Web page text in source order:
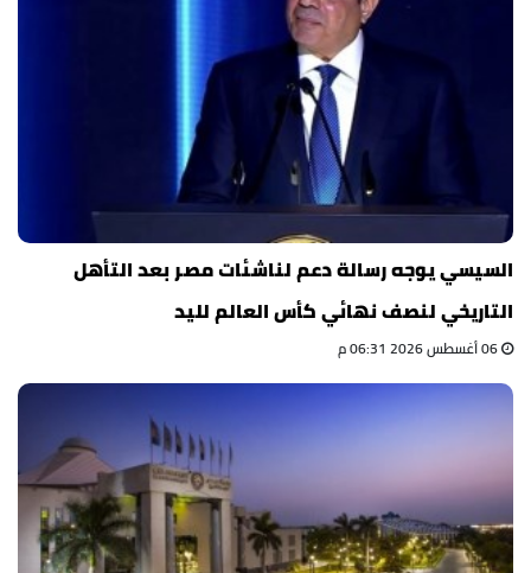
السيسي يوجه رسالة دعم لناشئات مصر بعد التأهل
التاريخي لنصف نهائي كأس العالم لليد